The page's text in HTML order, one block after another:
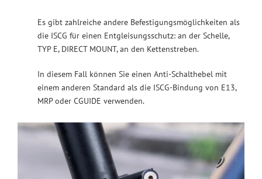
Es gibt zahlreiche andere Befestigungsmöglichkeiten als
die ISCG für einen Entgleisungsschutz: an der Schelle,
TYP E, DIRECT MOUNT, an den Kettenstreben.
In diesem Fall können Sie einen Anti-Schalthebel mit
einem anderen Standard als die ISCG-Bindung von E13,
MRP oder CGUIDE verwenden.